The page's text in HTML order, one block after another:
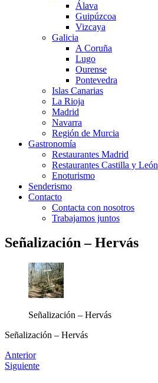
Álava
Guipúzcoa
Vizcaya
Galicia
A Coruña
Lugo
Ourense
Pontevedra
Islas Canarias
La Rioja
Madrid
Navarra
Región de Murcia
Gastronomía
Restaurantes Madrid
Restaurantes Castilla y León
Enoturismo
Senderismo
Contacto
Contacta con nosotros
Trabajamos juntos
Señalización – Hervás
Señalización – Hervás
Señalización – Hervás
Anterior
Siguiente